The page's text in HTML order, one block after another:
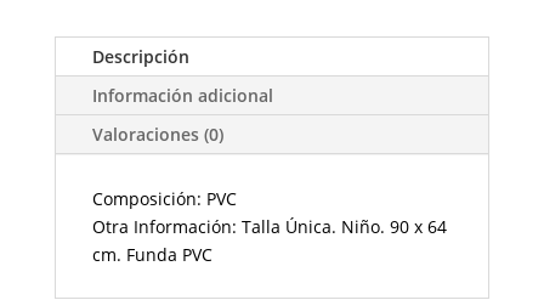
Descripción
Información adicional
Valoraciones (0)
Composición: PVC
Otra Información: Talla Única. Niño. 90 x 64
cm. Funda PVC